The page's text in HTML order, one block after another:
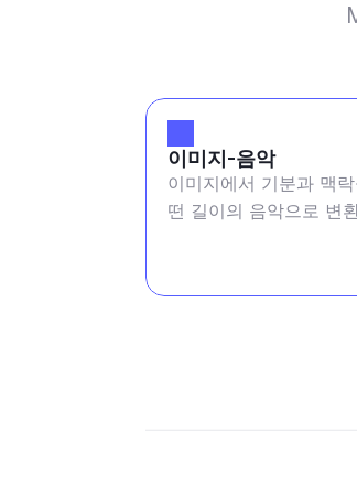
이미지-음악
이미지에서 기분과 맥
떤 길이의 음악으로 변